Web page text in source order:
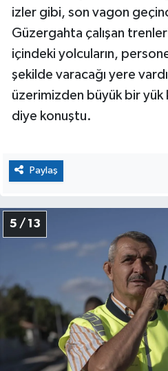
izler gibi, son vagon
Güzergahta çalışan
içindeki yolcuların,
şekilde varacağı yere
üzerimizden büyük bir yük
diye konuştu.
Paylaş
5 / 13